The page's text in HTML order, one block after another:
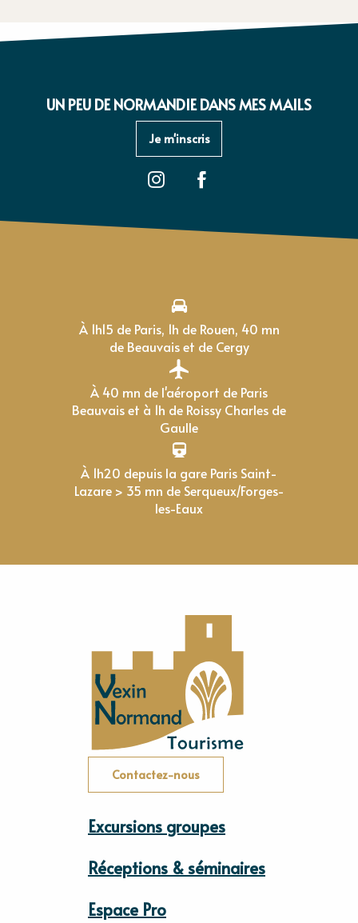
UN PEU DE NORMANDIE DANS MES MAILS
Je m'inscris
À 1h15 de Paris, 1h de Rouen, 40 mn
de Beauvais et de Cergy
À 40 mn de l'aéroport de Paris
Beauvais et à 1h de Roissy Charles de
Gaulle
À 1h20 depuis la gare Paris Saint-
Lazare > 35 mn de Serqueux/Forges-
les-Eaux
Contactez-nous
Excursions groupes
Réceptions & séminaires
Espace Pro